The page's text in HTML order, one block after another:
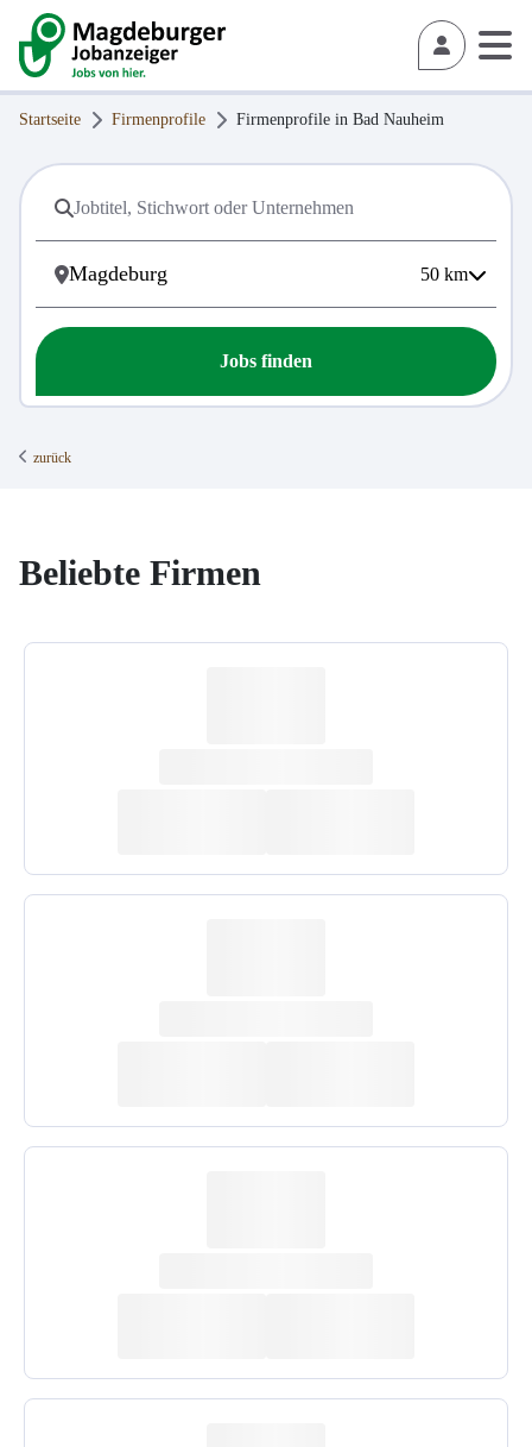
Startseite Firmenprofile Firmenprofile in Bad Nauheim
50 km
Jobs finden
zurück
Beliebte Firmen